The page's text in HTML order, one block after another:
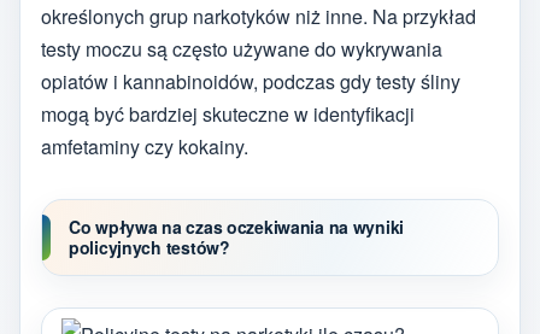
określonych grup narkotyków niż inne. Na przykład
testy moczu są często używane do wykrywania
opiatów i kannabinoidów, podczas gdy testy śliny
mogą być bardziej skuteczne w identyfikacji
amfetaminy czy kokainy.
Co wpływa na czas oczekiwania na wyniki
policyjnych testów?